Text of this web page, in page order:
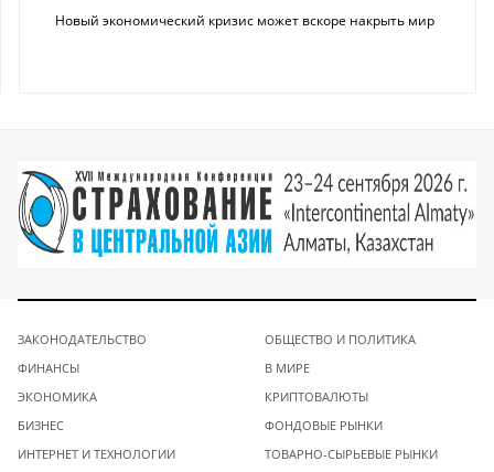
Новый экономический кризис может вскоре накрыть мир
ЗАКОНОДАТЕЛЬСТВО
ФИНАНСЫ
ЭКОНОМИКА
БИЗНЕС
ИНТЕРНЕТ И ТЕХНОЛОГИИ
ОБЩЕСТВО И ПОЛИТИКА
В МИРЕ
КРИПТОВАЛЮТЫ
ФОНДОВЫЕ РЫНКИ
ТОВАРНО-СЫРЬЕВЫЕ РЫНКИ